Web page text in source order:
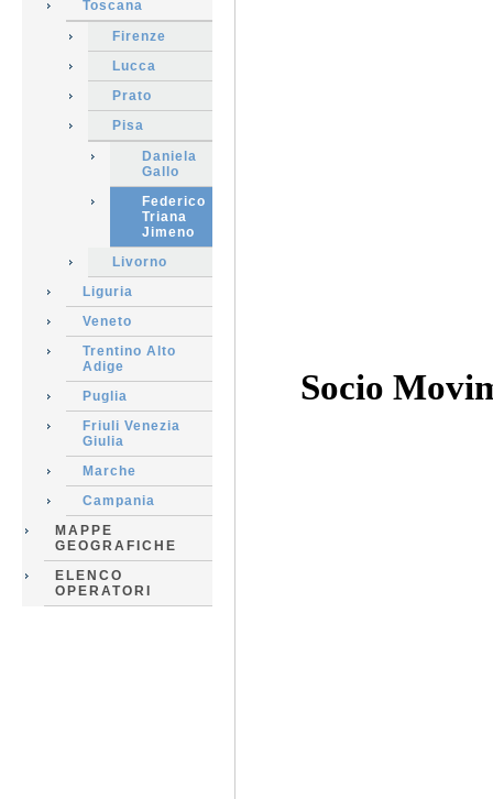
Toscana
Firenze
Lucca
Prato
Pisa
Daniela
Gallo
Federico
Triana
Jimeno
Livorno
Liguria
Veneto
Trentino Alto
Adige
Puglia
Friuli Venezia
Giulia
Marche
Campania
MAPPE
GEOGRAFICHE
ELENCO
OPERATORI
Socio